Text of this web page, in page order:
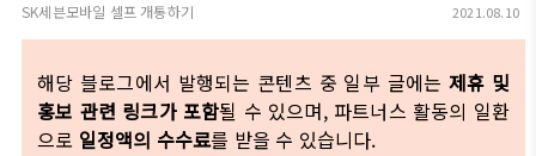
SK세븐모바일 셀프 개통하기 2021.08.10
해당 블로그에서 발행되는 콘텐츠 중 일부 글에는 제휴 및
홍보 관련 링크가 포함될 수 있으며, 파트너스 활동의 일환
으로 일정액의 수수료를 받을 수 있습니다.